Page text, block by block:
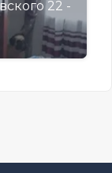
22 -